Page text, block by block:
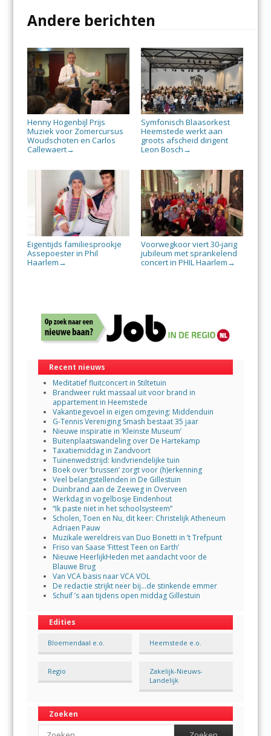
Andere berichten
Henny Hogenbijl Prijs
Muziek voor Zomercursus
Woudschoten en Carlos
Callewaert→
Symfonisch Blaasorkest
Heemstede werkt aan
groots afscheid dirigent
Leon Bosch →
Eigentijds familiesprookje
Assepoester in Phil
Haarlem →
Voorwegkoor viert 30-jarig
jubileum met sprankelend
concert in PHIL Haarlem →
Recent nieuws
Meditatief fluitconcert in Stiltetuin
Brandweer rukt massaal uit voor brand in
appartement in Heemstede
Vakantiegevoel in eigen omgeving: Middenduin
G-Tennis Vereniging Smash bestaat 35 jaar
Nieuwe inspiratie in ‘Kleinste Museum’
Buitenplaatswandeling over De Hartekamp
Taxatiemiddag in Zandvoort
Tuinenwedstrijd: kindvriendelijke tuin
Boek over ‘brussen’ zorgt voor (h)erkenning
Veel belangstellenden in De Gillestuin
Duinbrand aan de Zeeweg in Overveen
Werkdag in vogelbosje Eindenhout
“Ik paste niet in het schoolsysteem”
Scholen, Toen en Nu, dit keer: Christelijk Atheneum
Adriaen Pauw
Muzikale wereldreis van Duo Bonetti in ’t Trefpunt
Friso van Saase ‘Fittest Teen on Earth’
Nieuwe HeerlijkHeden met aandacht voor de
Blauwe Brug
Van VCA basis naar VCA VOL
De redactie strijkt neer bij…de stinkende emmer
Schuif ’s aan tijdens open middag Gillestuin
Edities
Bloemendaal e.o. Heemstede e.o.
Regio
Zakelijk-Nieuws-
Landelijk
Zoeken
Search